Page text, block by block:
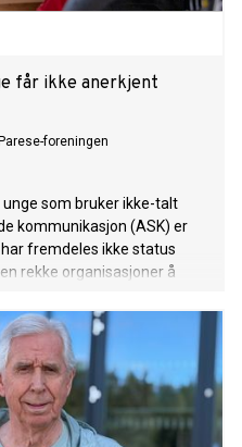
får ikke anerkjent
foreningen
unge som bruker ikke-talt
kommunikasjon (ASK) er
fremdeles ikke status
rekke organisasjoner å